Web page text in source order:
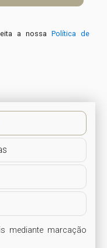
a nossaPolítica de
mediante marcação